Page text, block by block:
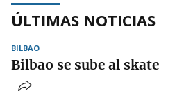
ÚLTIMAS NOTICIAS
BILBAO
Bilbao se sube al skate